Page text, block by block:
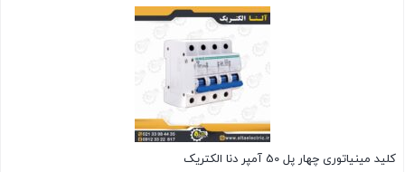
کلید مینیاتوری چهار پل 50 آمپر دنا الکتریک